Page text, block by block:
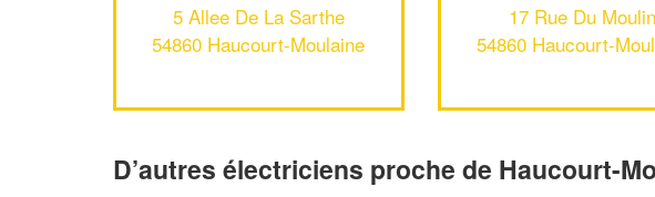
5 Allee De La Sarthe
54860 Haucourt-Moulaine
17 Rue Du Moulin
54860 Haucourt-
D’autres électriciens proche de Haucourt-